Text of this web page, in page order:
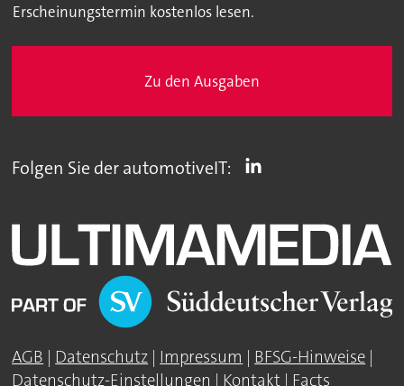
Erscheinungstermin kostenlos lesen.
Zu den Ausgaben
Folgen Sie der automotiveIT:
AGB | Datenschutz | Impressum | BFSG-Hinweise |
Datenschutz-Einstellungen | Kontakt | Facts